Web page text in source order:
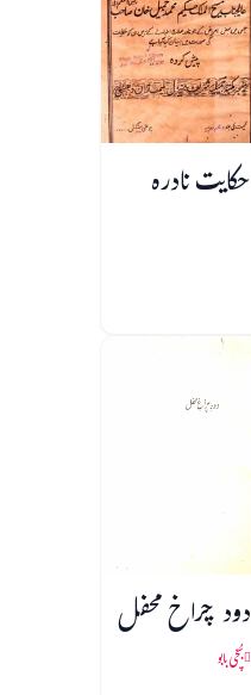
حکایت نادرہ
دود چراخ محفل
بُچّی بابو